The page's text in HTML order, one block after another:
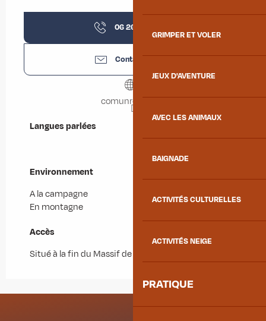
GRIMPER ET VOLER
JEUX D'AVENTURE
AVEC LES ANIMAUX
BAIGNADE
ACTIVITÉS CULTURELLES
ACTIVITÉS NEIGE
PRATIQUE
06 26 32 60
Contactez-nous
comunreve.com
Langues parlées
Langues parlées
Environnement
Environnement
A la campagne
En montagne
Accès
Accès
Situé à la fin du Massif de Belledonne.